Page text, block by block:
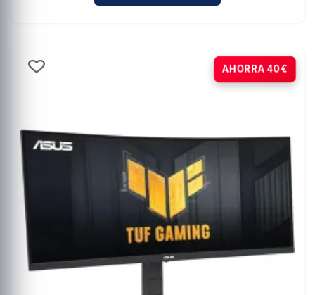
AHORRA 40€
-15%